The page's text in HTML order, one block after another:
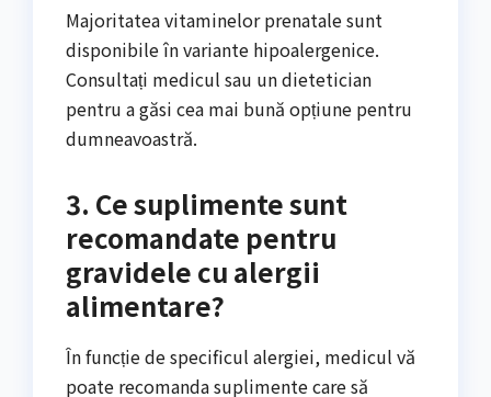
Majoritatea vitaminelor prenatale sunt
disponibile în variante hipoalergenice.
Consultați medicul sau un dietetician
pentru a găsi cea mai bună opțiune pentru
dumneavoastră.
3. Ce suplimente sunt
recomandate pentru
gravidele cu alergii
alimentare?
În funcție de specificul alergiei, medicul vă
poate recomanda suplimente care să